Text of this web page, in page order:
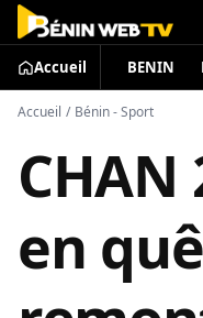
Accueil BENIN
Accueil / Bénin - Sport
CHAN
en